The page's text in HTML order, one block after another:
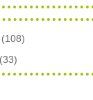
(108)
(33)